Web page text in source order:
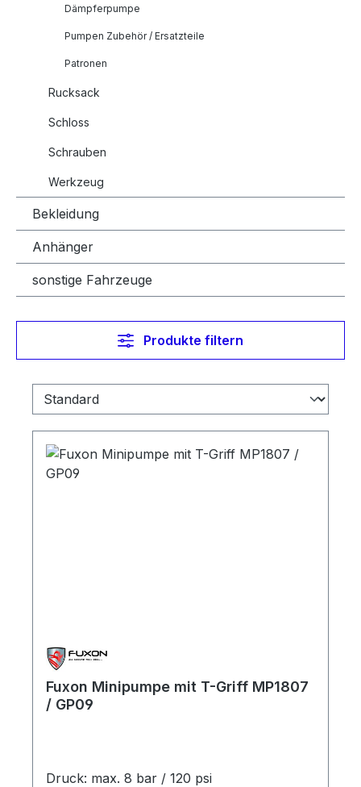
Dämpferpumpe
Pumpen Zubehör / Ersatzteile
Patronen
Rucksack
Schloss
Schrauben
Werkzeug
Bekleidung
Anhänger
sonstige Fahrzeuge
Produkte filtern
Fuxon Minipumpe mit T-Griff MP1807
/ GP09
Druck: max. 8 bar / 120 psi